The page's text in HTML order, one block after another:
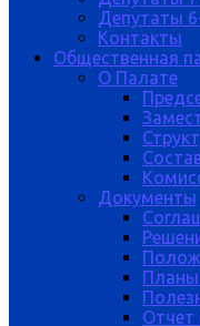
Депутаты
Контакты
Общественная
О Палате
Документы
Отчет